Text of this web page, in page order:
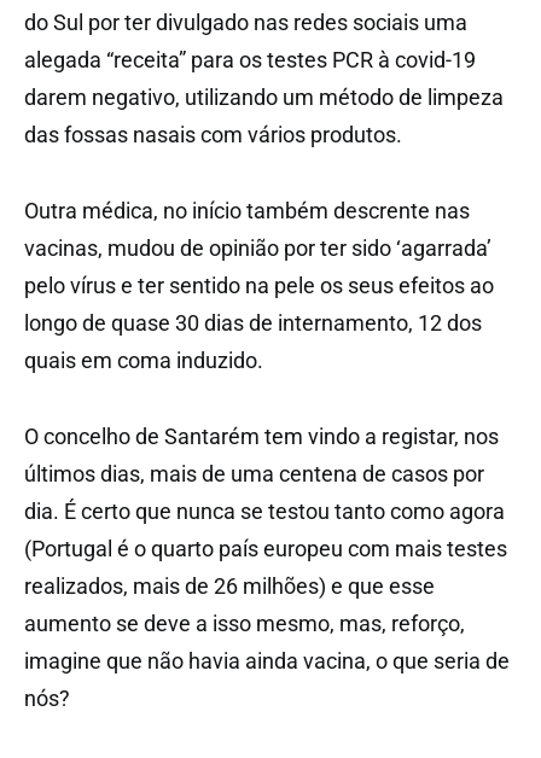
do Sul por ter divulgado nas redes sociais uma
alegada “receita” para os testes PCR à covid-19
darem negativo, utilizando um método de limpeza
das fossas nasais com vários produtos.
Outra médica, no início também descrente nas
vacinas, mudou de opinião por ter sido ‘agarrada’
pelo vírus e ter sentido na pele os seus efeitos ao
longo de quase 30 dias de internamento, 12 dos
quais em coma induzido.
O concelho de Santarém tem vindo a registar, nos
últimos dias, mais de uma centena de casos por
dia. É certo que nunca se testou tanto como agora
(Portugal é o quarto país europeu com mais testes
realizados, mais de 26 milhões) e que esse
aumento se deve a isso mesmo, mas, reforço,
imagine que não havia ainda vacina, o que seria de
nós?